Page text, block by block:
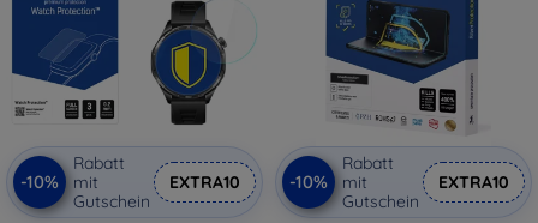
-10%
Rabatt
mit
Gutschein
EXTRA10 -10%
Rabatt
mit
Gutschein
EXTRA10